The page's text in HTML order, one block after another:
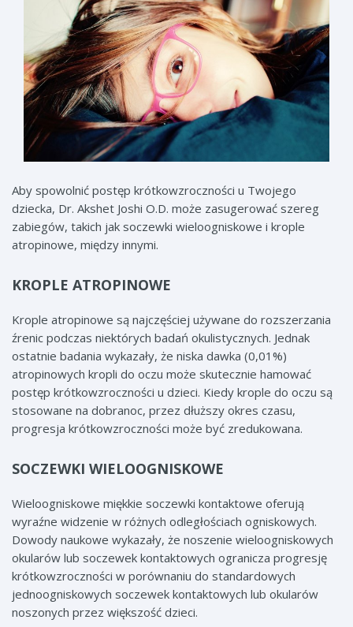
Aby spowolnić postęp krótkowzroczności u Twojego
dziecka, Dr. Akshet Joshi O.D. może zasugerować szereg
zabiegów, takich jak soczewki wieloogniskowe i krople
atropinowe, między innymi.
KROPLE ATROPINOWE
Krople atropinowe są najczęściej używane do rozszerzania
źrenic podczas niektórych badań okulistycznych. Jednak
ostatnie badania wykazały, że niska dawka (0,01%)
atropinowych kropli do oczu może skutecznie hamować
postęp krótkowzroczności u dzieci. Kiedy krople do oczu są
stosowane na dobranoc, przez dłuższy okres czasu,
progresja krótkowzroczności może być zredukowana.
SOCZEWKI WIELOOGNISKOWE
Wieloogniskowe miękkie soczewki kontaktowe oferują
wyraźne widzenie w różnych odległościach ogniskowych.
Dowody naukowe wykazały, że noszenie wieloogniskowych
okularów lub soczewek kontaktowych ogranicza progresję
krótkowzroczności w porównaniu do standardowych
jednoogniskowych soczewek kontaktowych lub okularów
noszonych przez większość dzieci.